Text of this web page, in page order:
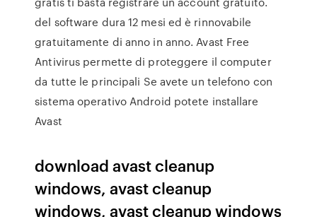
del software dura 12 mesi ed è rinnovabile
gratuitamente di anno in anno. Avast Free
Antivirus permette di proteggere il computer
da tutte le principali Se avete un telefono con
sistema operativo Android potete installare
Avast
download avast cleanup
windows, avast cleanup
windows, avast cleanup windows